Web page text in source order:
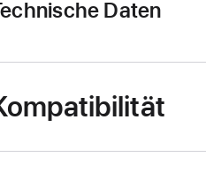
Daten